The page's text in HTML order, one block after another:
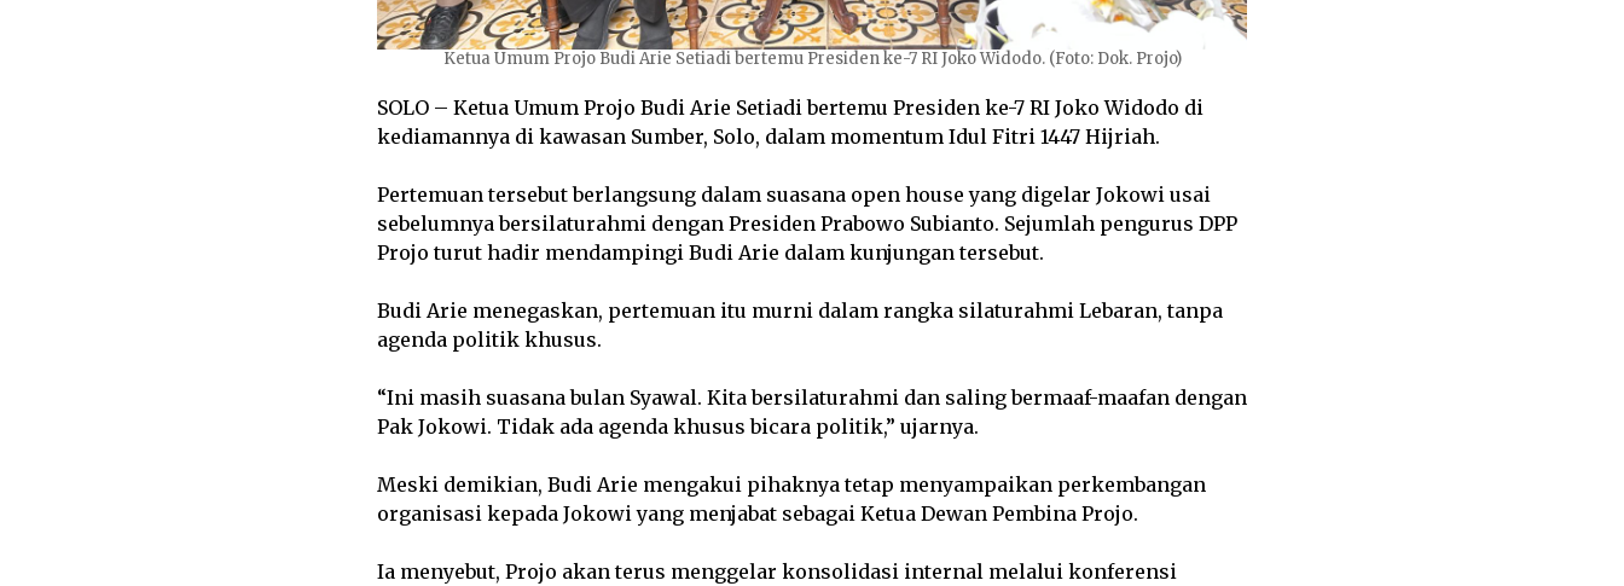
Ketua Umum Projo Budi Arie Setiadi bertemu Presiden ke-7 RI Joko Widodo. (Foto: Dok. Projo)
SOLO – Ketua Umum Projo Budi Arie Setiadi bertemu Presiden ke-7 RI Joko Widodo di
kediamannya di kawasan Sumber, Solo, dalam momentum Idul Fitri 1447 Hijriah.
Pertemuan tersebut berlangsung dalam suasana open house yang digelar Jokowi usai
sebelumnya bersilaturahmi dengan Presiden Prabowo Subianto. Sejumlah pengurus DPP
Projo turut hadir mendampingi Budi Arie dalam kunjungan tersebut.
Budi Arie menegaskan, pertemuan itu murni dalam rangka silaturahmi Lebaran, tanpa
agenda politik khusus.
“Ini masih suasana bulan Syawal. Kita bersilaturahmi dan saling bermaaf-maafan dengan
Pak Jokowi. Tidak ada agenda khusus bicara politik,” ujarnya.
Meski demikian, Budi Arie mengakui pihaknya tetap menyampaikan perkembangan
organisasi kepada Jokowi yang menjabat sebagai Ketua Dewan Pembina Projo.
Ia menyebut, Projo akan terus menggelar konsolidasi internal melalui konferensi